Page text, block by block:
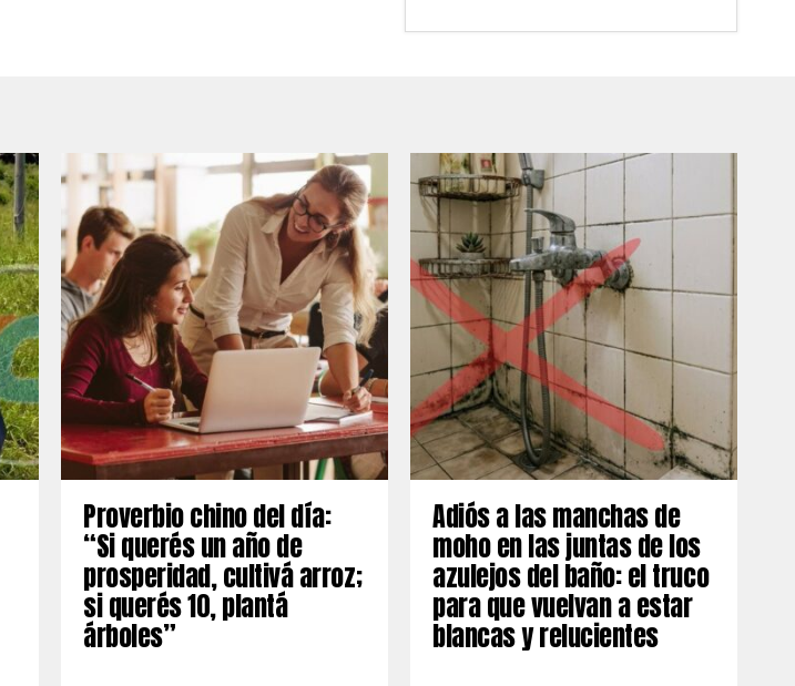
Proverbio chino del día:
“Si querés un año de
prosperidad, cultivá arroz;
si querés 10, plantá
árboles”
Adiós a las manchas de
moho en las juntas de los
azulejos del baño: el truco
para que vuelvan a estar
blancas y relucientes